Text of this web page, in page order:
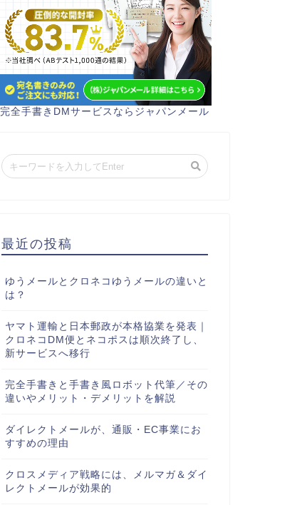
完全手書きDMサービスならジャパンメール
最近の投稿
ゆうメールとクロネコゆうメールの違いと
は？
ヤマト運輸と日本郵政が本格協業を発表｜
クロネコDM便とネコポスは順次終了し、
新サービスへ移行
完全手書きと手書き風ロボット代筆／その
違いやメリット・デメリットを解説
ダイレクトメールが、通販・EC事業にお
すすめの理由
クロスメディア戦略には、メルマガ＆ダイ
レクトメールが効果的